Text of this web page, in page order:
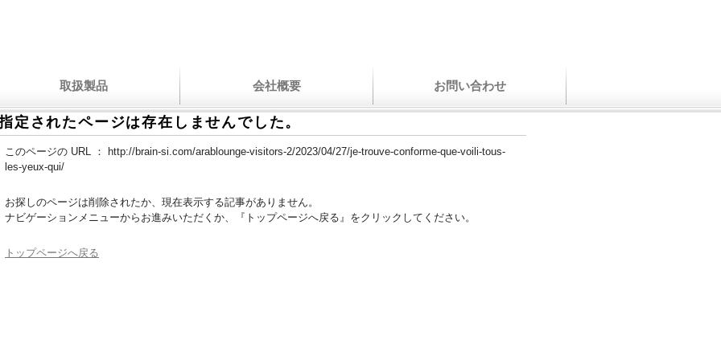
取扱製品 会社概要 お問い合わせ
定されたページは存在しませんでした。
このページの URL ：
http://brain-si.com/arablounge-visitors-2/2023/04/27/je-trouve-conforme-que-voili-tous-
les-yeux-qui/
お探しのページは削除されたか、現在表示する記事がありません。
ナビゲーションメニューからお進みいただくか、『トップページへ戻る』をクリックしてください。
トップページへ戻る